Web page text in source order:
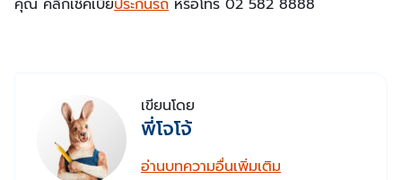
คุณ คลิกเช็คเบี้ยประกันรถ หรือโทร 02 582 8888
เขียนโดย
พี่โจโจ้
อ่านบทความอื่นเพิ่มเติม